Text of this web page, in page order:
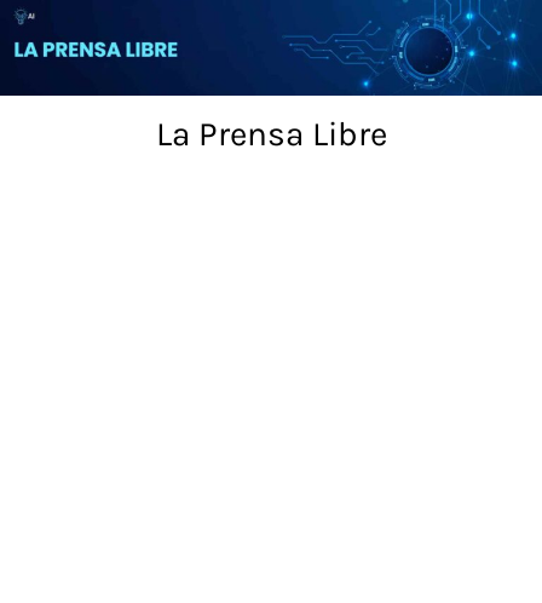
Skip
to
La Prensa Libre